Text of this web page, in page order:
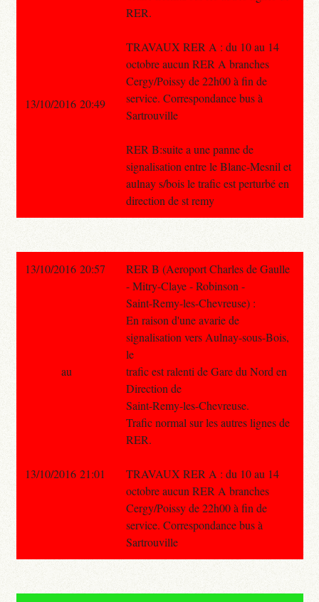
RER.
TRAVAUX RER A : du 10 au 14
octobre aucun RER A branches
Cergy/Poissy de 22h00 à fin de
service. Correspondance bus à
Sartrouville
RER B:suite a une panne de
signalisation entre le Blanc-Mesnil et
aulnay s/bois le trafic est perturbé en
direction de st remy
13/10/2016 20:49
13/10/2016 20:57
RER B (Aeroport Charles de Gaulle
- Mitry-Claye - Robinson -
Saint-Remy-les-Chevreuse) :
En raison d'une avarie de
signalisation vers Aulnay-sous-Bois,
le
trafic est ralenti de Gare du Nord en
Direction de
Saint-Remy-les-Chevreuse.
Trafic normal sur les autres lignes de
RER.
TRAVAUX RER A : du 10 au 14
octobre aucun RER A branches
Cergy/Poissy de 22h00 à fin de
service. Correspondance bus à
Sartrouville
au
13/10/2016 21:01